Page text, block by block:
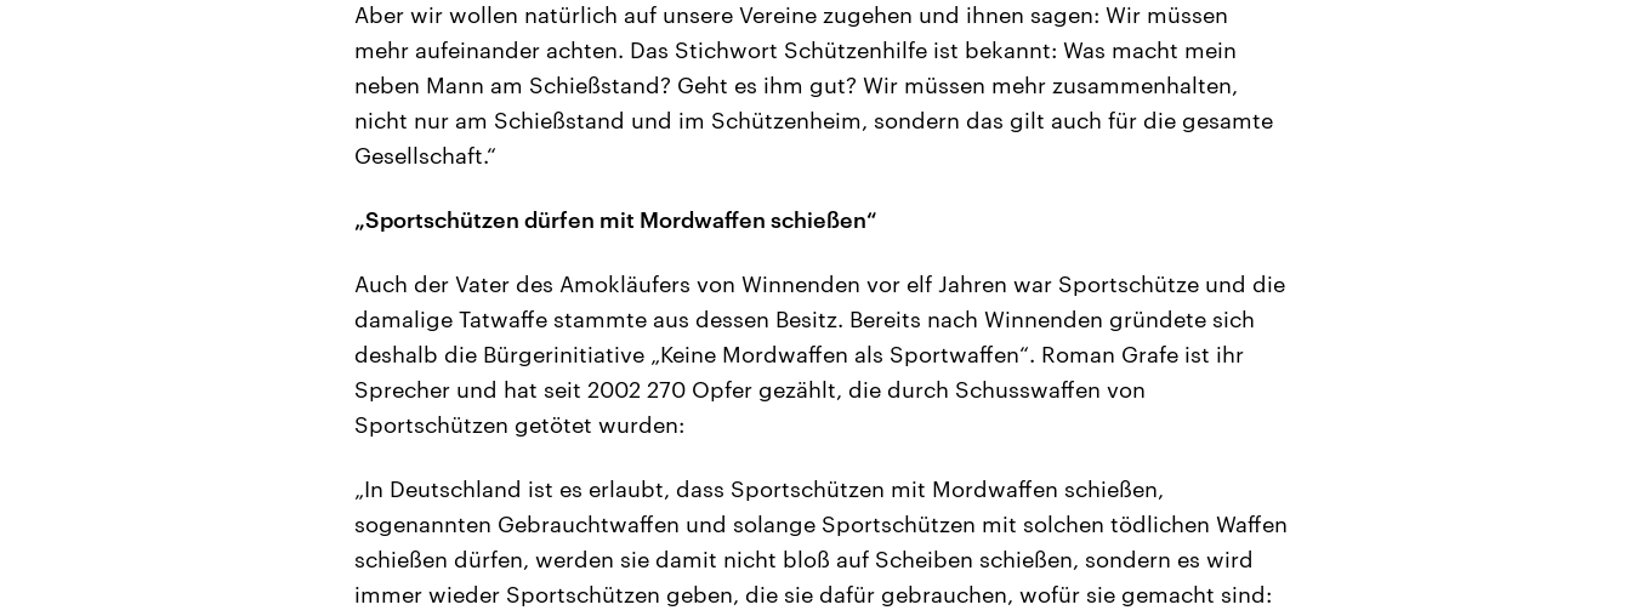
Aber wir wollen natürlich auf unsere Vereine zugehen und ihnen sagen: Wir müssen
mehr aufeinander achten. Das Stichwort Schützenhilfe ist bekannt: Was macht mein
neben Mann am Schießstand? Geht es ihm gut? Wir müssen mehr zusammenhalten,
nicht nur am Schießstand und im Schützenheim, sondern das gilt auch für die gesamte
Gesellschaft.“
„Sportschützen dürfen mit Mordwaffen schießen“
Auch der Vater des Amokläufers von Winnenden vor elf Jahren war Sportschütze und die
damalige Tatwaffe stammte aus dessen Besitz. Bereits nach Winnenden gründete sich
deshalb die Bürgerinitiative „Keine Mordwaffen als Sportwaffen“. Roman Grafe ist ihr
Sprecher und hat seit 2002 270 Opfer gezählt, die durch Schusswaffen von
Sportschützen getötet wurden:
„In Deutschland ist es erlaubt, dass Sportschützen mit Mordwaffen schießen,
sogenannten Gebrauchtwaffen und solange Sportschützen mit solchen tödlichen Waffen
schießen dürfen, werden sie damit nicht bloß auf Scheiben schießen, sondern es wird
immer wieder Sportschützen geben, die sie dafür gebrauchen, wofür sie gemacht sind: